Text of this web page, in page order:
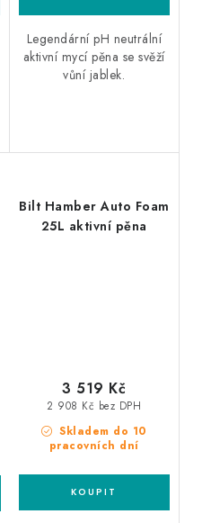
Legendární pH neutrální
aktivní mycí pěna se svěží
vůní jablek.
Bilt Hamber Auto Foam
25L aktivní pěna
Skladem do 10
pracovních dní
2 908 Kč bez DPH
3 519 Kč